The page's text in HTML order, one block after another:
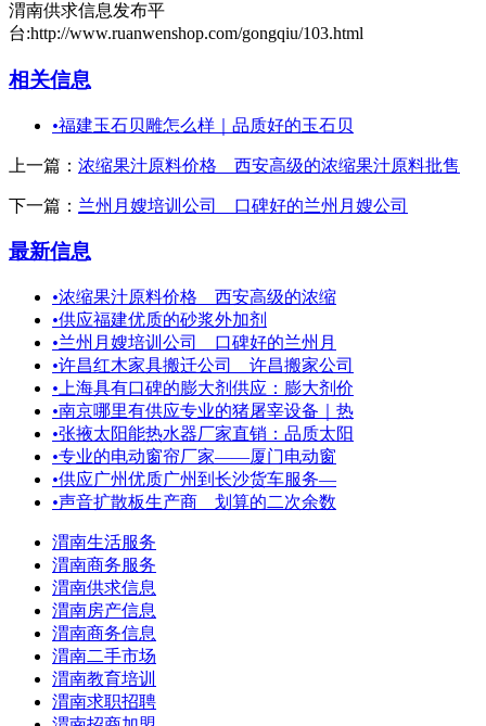
渭南供求信息发布平
台:http://www.ruanwenshop.com/gongqiu/103.html
相关信息
•福建玉石贝雕怎么样｜品质好的玉石贝
上一篇： 浓缩果汁原料价格 西安高级的浓缩果汁原料批售
下一篇： 兰州月嫂培训公司 口碑好的兰州月嫂公司
最新信息
•浓缩果汁原料价格 西安高级的浓缩
•供应福建优质的砂浆外加剂
•兰州月嫂培训公司 口碑好的兰州月
•许昌红木家具搬迁公司＿许昌搬家公司
• 上海具有口碑的膨大剂供应：膨大剂价
•南京哪里有供应专业的猪屠宰设备｜热
•张掖太阳能热水器厂家直销：品质太阳
•专业的电动窗帘厂家——厦门电动窗
•供应广州优质广州到长沙货车服务—
•声音扩散板生产商 划算的二次余数
渭南生活服务
渭南商务服务
渭南供求信息
渭南房产信息
渭南商务信息
渭南二手市场
渭南教育培训
渭南求职招聘